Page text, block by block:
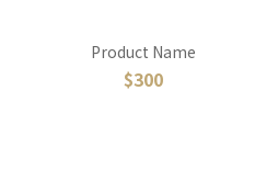
Product Name
$300